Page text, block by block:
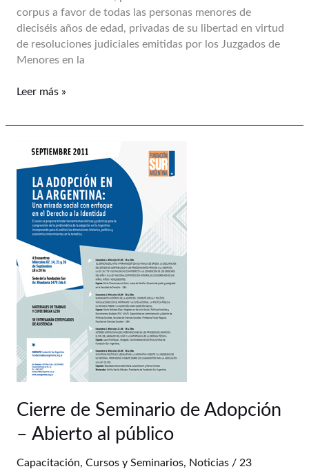
corpus a favor de todas las personas menores de
dieciséis años de edad, privadas de su libertad en virtud
de resoluciones judiciales emitidas por los Juzgados de
Menores en la
la
Provincia
de
Salta
Leer más »
Cierre de Seminario de Adopción
– Abierto al público
Capacitación, Cursos y Seminarios, Noticias/ 23
Cierre
Seminario
Adopción
Abierto
al
público